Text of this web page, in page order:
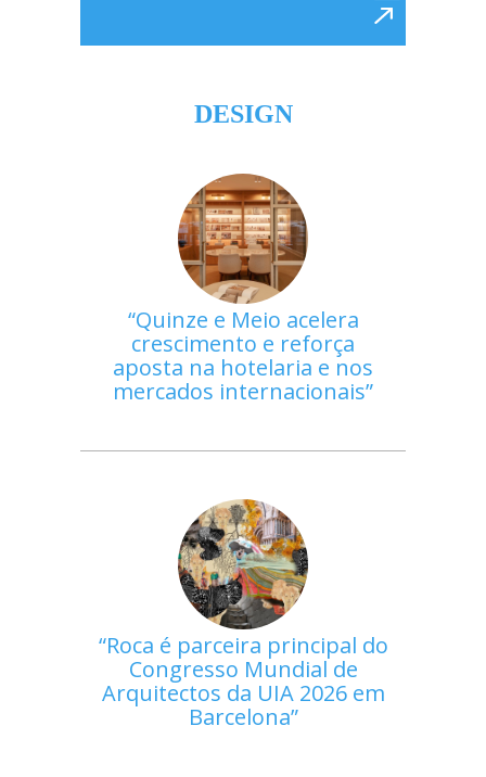
DESIGN
Quinze e Meio acelera
crescimento e reforça
aposta na hotelaria e nos
mercados internacionais
Roca é parceira principal do
Congresso Mundial de
Arquitectos da UIA 2026 em
Barcelona